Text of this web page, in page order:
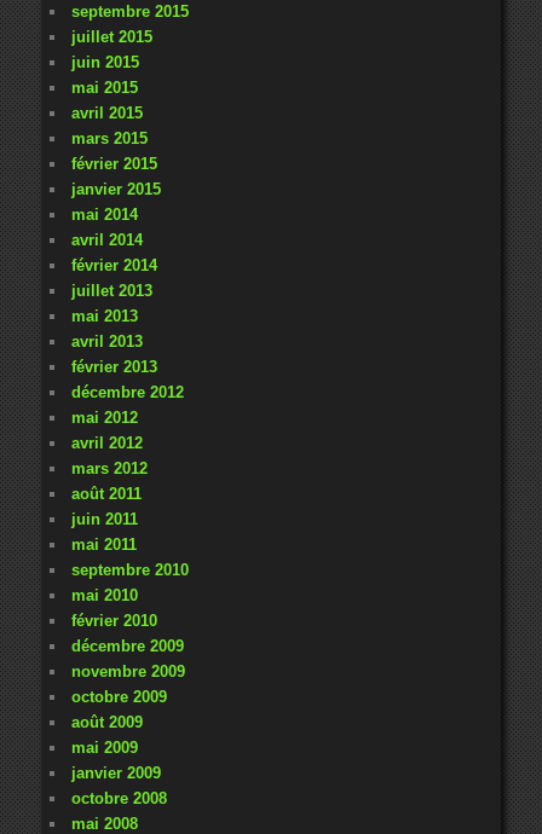
septembre 2015
juillet 2015
juin 2015
mai 2015
avril 2015
mars 2015
février 2015
janvier 2015
mai 2014
avril 2014
février 2014
juillet 2013
mai 2013
avril 2013
février 2013
décembre 2012
mai 2012
avril 2012
mars 2012
août 2011
juin 2011
mai 2011
septembre 2010
mai 2010
février 2010
décembre 2009
novembre 2009
octobre 2009
août 2009
mai 2009
janvier 2009
octobre 2008
mai 2008